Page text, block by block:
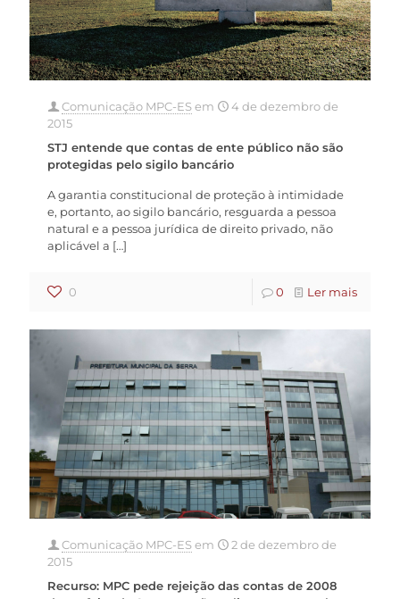
Comunicação MPC-ESem
4 de dezembro de
2015
STJ entende que contas de ente público não são
protegidas pelo sigilo bancário
A garantia constitucional de proteção à intimidade
e, portanto, ao sigilo bancário, resguarda a pessoa
natural e a pessoa jurídica de direito privado, não
aplicável a […]
0 0 Ler mais
Comunicação MPC-ESem
2 de dezembro de
2015
Recurso: MPC pede rejeição das contas de 2008